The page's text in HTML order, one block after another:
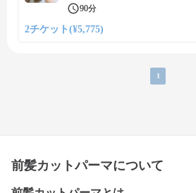
90分
2チケット(¥5,775)
1
前髪カットパーマについて